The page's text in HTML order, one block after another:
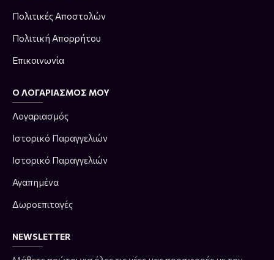
Πολιτικές Αποστολών
Πολιτική Απορρήτου
Επικοινωνία
Ο ΛΟΓΑΡΙΑΣΜΌΣ ΜΟΥ
Λογαριασμός
Ιστορικό Παραγγελιών
Ιστορικό Παραγγελιών
Αγαπημένα
Δωροεπιταγές
NEWSLETTER